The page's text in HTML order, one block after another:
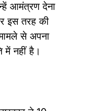
आमंत्रण देना
इस तरह की
से अपना
में नहीं है।